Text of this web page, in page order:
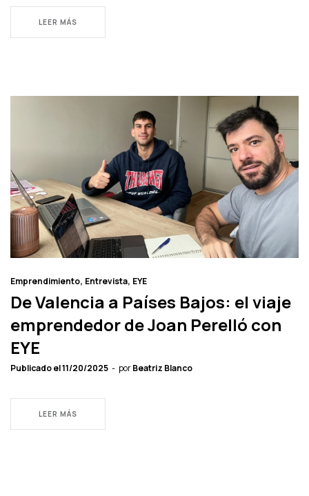
LEER MÁS
Emprendimiento Entrevista EYE
De Valencia a Países Bajos: el viaje
emprendedor de Joan Perelló con
EYE
Publicado el11/20/2025 porBeatriz Blanco
LEER MÁS